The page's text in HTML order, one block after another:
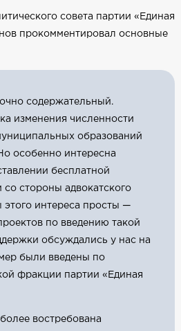
совета партии «Единая
прокомментировал основные
содержательный.
изменения численности
образований
особенно интересна
бесплатной
стороны адвокатского
интереса просты —
по введению такой
обсуждались у нас на
были введены по
фракции партии «Единая
востребована